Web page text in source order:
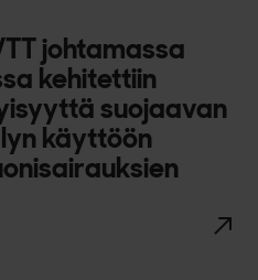
johtamassa
kehitettiin
suojaavan
käyttöön